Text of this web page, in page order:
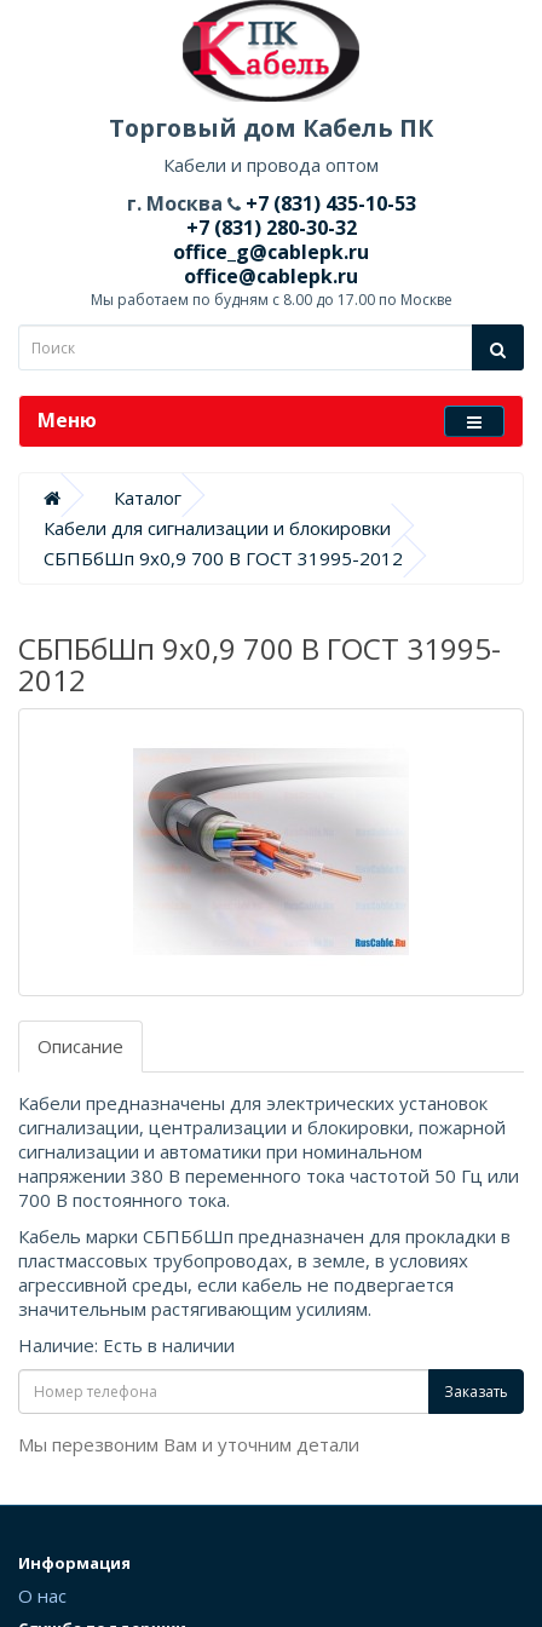
Торговый дом Кабель ПК
Кабели и провода оптом
г. Москва
+7 (831) 435-10-53
+7 (831) 280-30-32
office_g@cablepk.ru
office@cablepk.ru
Мы работаем по будням с 8.00 до 17.00 по Москве
Меню
Каталог
Кабели для сигнализации и блокировки
СБПБбШп 9х0,9 700 В ГОСТ 31995-2012
СБПБбШп 9х0,9 700 В ГОСТ 31995-
2012
Описание
Кабели предназначены для электрических установок
сигнализации, централизации и блокировки, пожарной
сигнализации и автоматики при номинальном
напряжении 380 В переменного тока частотой 50 Гц или
700 В постоянного тока.
Кабель марки СБПБбШп предназначен для прокладки в
пластмассовых трубопроводах, в земле, в условиях
агрессивной среды, если кабель не подвергается
значительным растягивающим усилиям.
Наличие: Есть в наличии
Заказать
Мы перезвоним Вам и уточним детали
Информация
О нас